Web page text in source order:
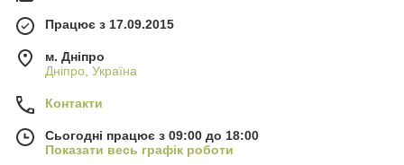
Працює з 17.09.2015
м. Дніпро
Дніпро, Україна
Контакти
Сьогодні працює з 09:00 до 18:00
Показати весь графік роботи